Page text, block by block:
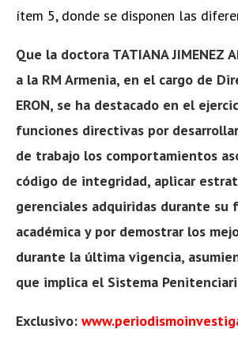
ítem 5, donde se disponen las
Que la doctora TATIANA JIMENEZ
a la RM Armenia, en el cargo de
ERON, se ha destacado en el
funciones directivas por
de trabajo los comportamientos
código de integridad, aplicar
gerenciales adquiridas durante su
académica y por demostrar los
durante la última vigencia,
que implica el Sistema
Exclusivo: